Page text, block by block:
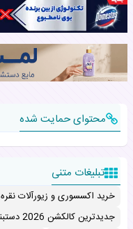
محتوای حمایت شده
تبلیغات متنی
خرید اکسسوری و زیورآلات نقره
جدیدترین کالکشن 2026 دستبند نقره پاندورا